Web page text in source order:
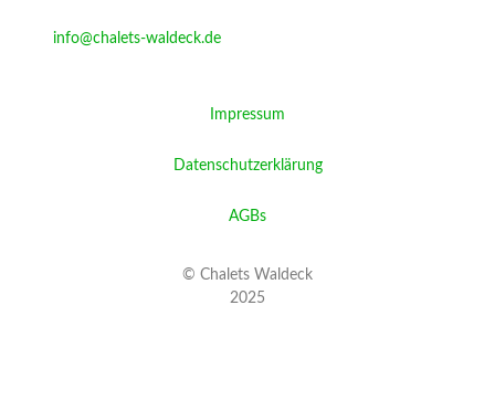
info@chalets-waldeck.de
Impressum
Datenschutzerklärung
AGBs
© Chalets Waldeck
2025